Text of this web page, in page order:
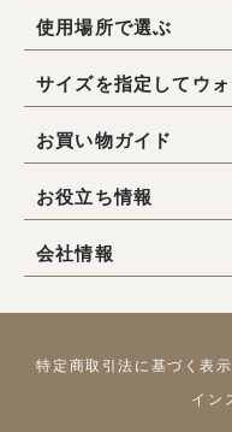
使用場所で選ぶ
サイズを指定してウ
お買い物ガイド
お役立ち情報
会社情報
特定商取引法に基づく表示
イン